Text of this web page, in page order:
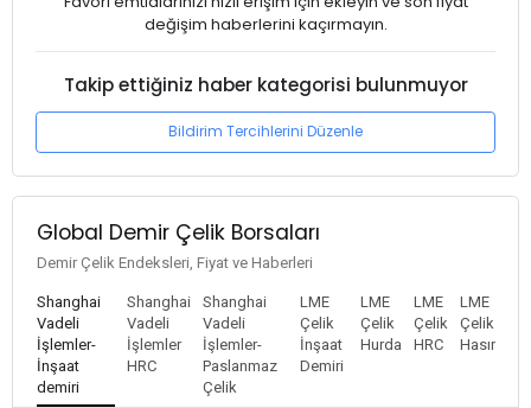
değişim haberlerini kaçırmayın.
Takip ettiğiniz haber kategorisi bulunmuyor
Bildirim Tercihlerini Düzenle
Global Demir Çelik Borsaları
Demir Çelik Endeksleri, Fiyat ve Haberleri
Shanghai
Vadeli
İşlemler-
İnşaat
demiri
Shanghai
Vadeli
İşlemler
HRC
Shanghai
Vadeli
İşlemler-
Paslanmaz
Çelik
LME
Çelik
İnşaat
Demiri
LME
Çelik
Hurda
LME
Çelik
HRC
LME
Çelik
Hasır